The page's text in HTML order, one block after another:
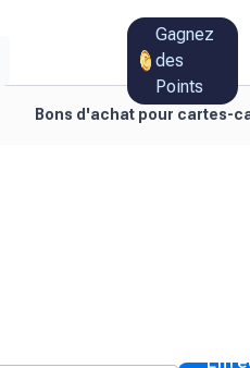
Gagnez
des
Points
Bons d'achat pour cartes-